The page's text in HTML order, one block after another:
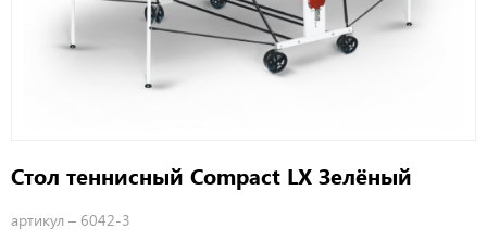
Стол теннисный Compact LX Зелёный
артикул – 6042-3